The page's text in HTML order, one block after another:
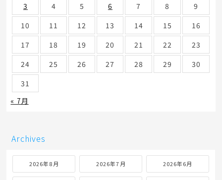
3
4 5 6 7 8
9
10
11 12 13 14 15
16
17
18 19 20 21 22
23
24
25 26 27 28 29
30
31
« 7月
Archives
2026年8月 2026年7月 2026年6月